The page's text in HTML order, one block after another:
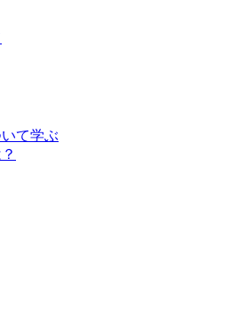
て学ぶ